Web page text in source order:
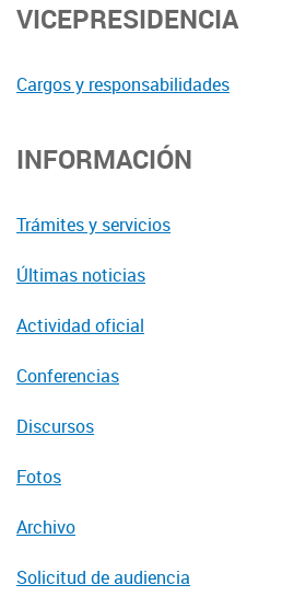
VICEPRESIDENCIA
Cargos y responsabilidades
INFORMACIÓN
Trámites y servicios
Últimas noticias
Actividad oficial
Conferencias
Discursos
Fotos
Archivo
Solicitud de audiencia